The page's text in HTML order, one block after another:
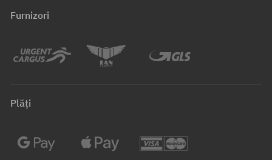
Furnizori
Plăți